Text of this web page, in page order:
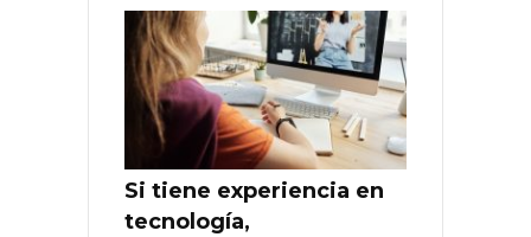
Si tiene experiencia en
tecnología,